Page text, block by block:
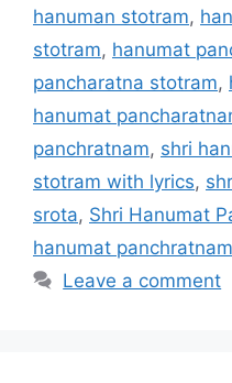
hanuman stotram,
stotram, hanumat
pancharatna stotram,
hanumat
panchratnam, shri
stotram with lyrics,
srota, Shri Hanumat
hanumat
Leave a comment